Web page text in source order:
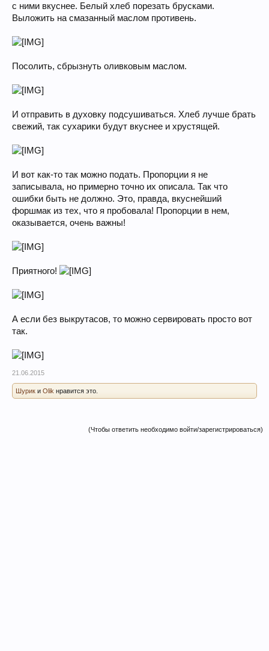
с ними вкуснее. Белый хлеб порезать брусками.
Выложить на смазанный маслом противень.
Посолить, сбрызнуть оливковым маслом.
И отправить в духовку подсушиваться. Хлеб лучше брать
свежий, так сухарики будут вкуснее и хрустящей.
И вот как-то так можно подать. Пропорции я не
записывала, но примерно точно их описала. Так что
ошибки быть не должно. Это, правда, вкуснейший
форшмак из тех, что я пробовала! Пропорции в нем,
оказывается, очень важны!
Приятного!
А если без выкрутасов, то можно сервировать просто вот
так.
21.06.2015
Шурик и Olik нравится это.
(Чтобы ответить необходимо войти/зарегистрироваться)